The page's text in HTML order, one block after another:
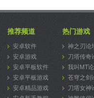
师尤达！通过绝地之
推荐频道
安卓软件
安卓游戏
安卓平板软件
安卓平板游戏
安卓精品游戏
热门游戏
神之刃论
刀塔传奇
我叫MT
苍穹之剑
刀塔女神